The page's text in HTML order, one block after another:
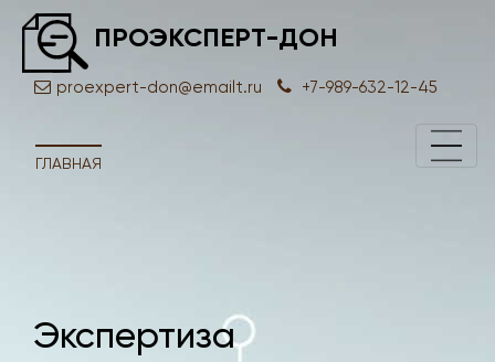
ПРОЭКСПЕРТ-ДОН
proexpert-don@emailt.ru +7-989-632-12-45
ГЛАВНАЯ
Экспертиза